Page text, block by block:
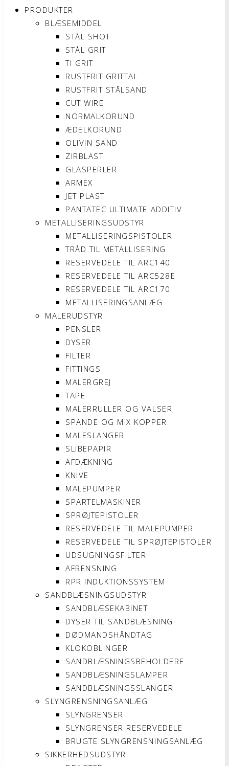
PRODUKTER
BLÆSEMIDDEL
STÅL SHOT
STÅL GRIT
TI GRIT
RUSTFRIT GRITTAL
RUSTFRIT STÅLSAND
CUT WIRE
NORMALKORUND
ÆDELKORUND
OLIVIN SAND
ZIRBLAST
GLASPERLER
ARMEX
JET PLAST
PANTATEC ULTIMATE ADDITIV
METALLISERINGSUDSTYR
METALLISERINGSPISTOLER
TRÅD TIL METALLISERING
RESERVEDELE TIL ARC140
RESERVEDELE TIL ARC528E
RESERVEDELE TIL ARC170
METALLISERINGSANLÆG
MALERUDSTYR
PENSLER
DYSER
FILTER
FITTINGS
MALERGREJ
TAPE
MALERRULLER OG VALSER
SPANDE OG MIX KOPPER
MALESLANGER
SLIBEPAPIR
AFDÆKNING
KNIVE
MALEPUMPER
SPARTELMASKINER
SPRØJTEPISTOLER
RESERVEDELE TIL MALEPUMPER
RESERVEDELE TIL SPRØJTEPISTOLER
UDSUGNINGSFILTER
AFRENSNING
RPR INDUKTIONSSYSTEM
SANDBLÆSNINGSUDSTYR
SANDBLÆSEKABINET
DYSER TIL SANDBLÆSNING
DØDMANDSHÅNDTAG
KLOKOBLINGER
SANDBLÆSNINGSBEHOLDERE
SANDBLÆSNINGSLAMPER
SANDBLÆSNINGSSLANGER
SLYNGRENSNINGSANLÆG
SLYNGRENSER
SLYNGRENSER RESERVEDELE
BRUGTE SLYNGRENSNINGSANLÆG
SIKKERHEDSUDSTYR